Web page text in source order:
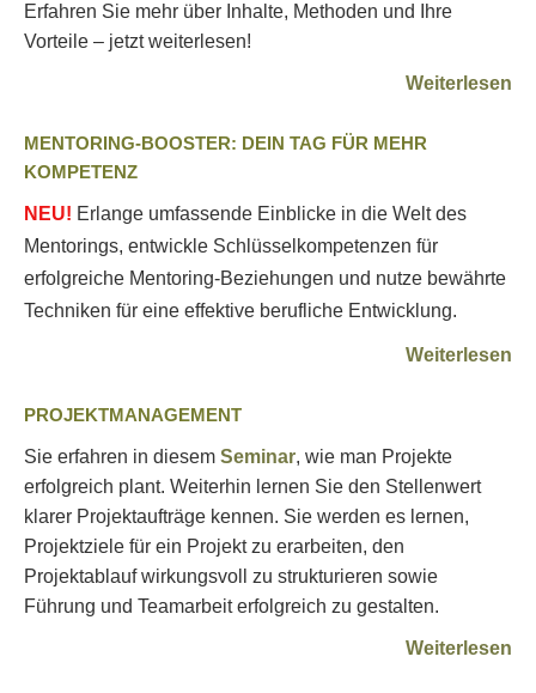
Erfahren Sie mehr über Inhalte, Methoden und Ihre
Vorteile – jetzt weiterlesen!
Weiterlesen
MENTORING-BOOSTER: DEIN TAG FÜR MEHR
KOMPETENZ
NEU! Erlange umfassende Einblicke in die Welt des
Mentorings, entwickle Schlüsselkompetenzen für
erfolgreiche Mentoring-Beziehungen und nutze bewährte
Techniken für eine effektive berufliche Entwicklung.
Weiterlesen
PROJEKTMANAGEMENT
Sie erfahren in diesem Seminar, wie man Projekte
erfolgreich plant. Weiterhin lernen Sie den Stellenwert
klarer Projektaufträge kennen. Sie werden es lernen,
Projektziele für ein Projekt zu erarbeiten, den
Projektablauf wirkungsvoll zu strukturieren sowie
Führung und Teamarbeit erfolgreich zu gestalten.
Weiterlesen